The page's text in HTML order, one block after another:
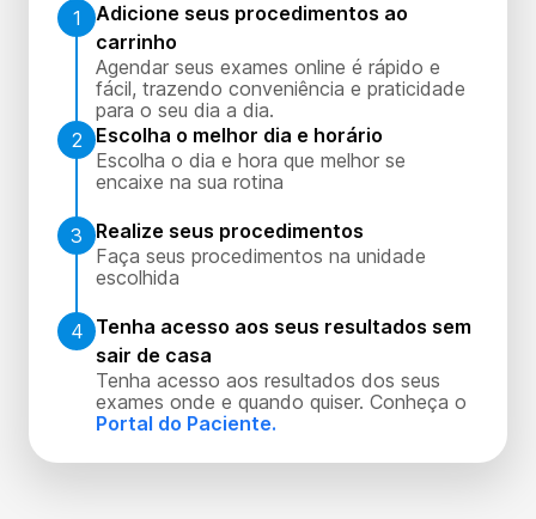
1
Adicione seus procedimentos ao
carrinho
Agendar seus exames online é rápido e
fácil, trazendo conveniência e praticidade
para o seu dia a dia.
2
Escolha o melhor dia e horário
Escolha o dia e hora que melhor se
encaixe na sua rotina
3
Realize seus procedimentos
Faça seus procedimentos na unidade
escolhida
4 Tenha acesso aos seus resultados sem
sair de casa
Tenha acesso aos resultados dos seus
exames onde e quando quiser. Conheça o
Portal do Paciente.